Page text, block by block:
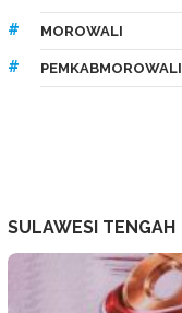
MOROWALI
PEMKABMOROWALI
SULAWESI TENGAH